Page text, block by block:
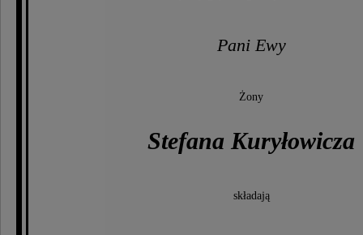
Pani Ewy
Żony
Stefana Kuryłowicza
składają